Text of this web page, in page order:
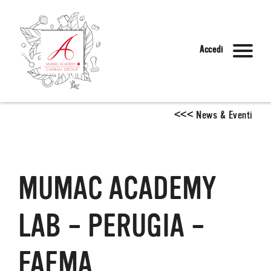
Accedi
<<< News & Eventi
MUMAC ACADEMY
LAB – PERUGIA –